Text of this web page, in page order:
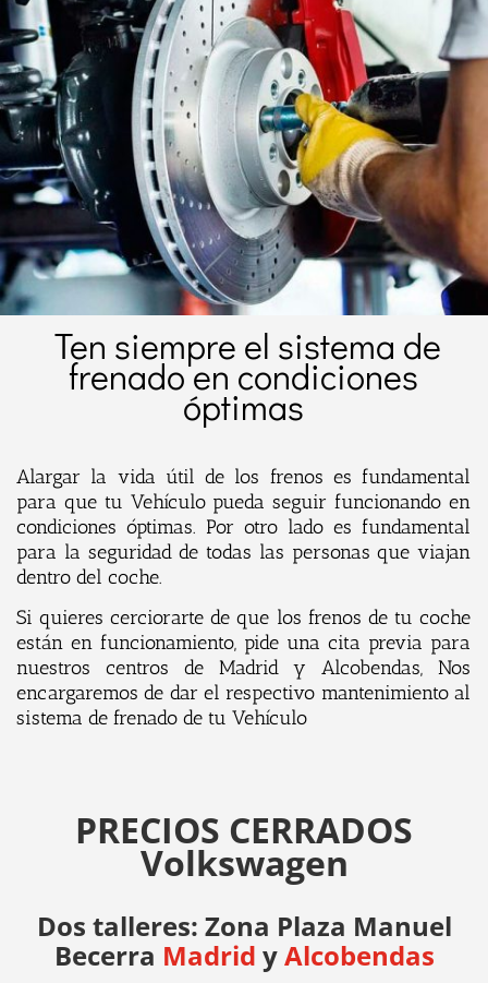
Ten siempre el sistema de
frenado en condiciones
óptimas
Alargar la vida útil de los frenos es fundamental
para que tu Vehículo pueda seguir funcionando en
condiciones óptimas. Por otro lado es fundamental
para la seguridad de todas las personas que viajan
dentro del coche.
Si quieres cerciorarte de que los frenos de tu coche
están en funcionamiento, pide una cita previa para
nuestros centros de Madrid y Alcobendas, Nos
encargaremos de dar el respectivo mantenimiento al
sistema de frenado de tu Vehículo
PRECIOS CERRADOS
Volkswagen
Dos talleres: Zona Plaza Manuel
Becerra Madrid yAlcobendas